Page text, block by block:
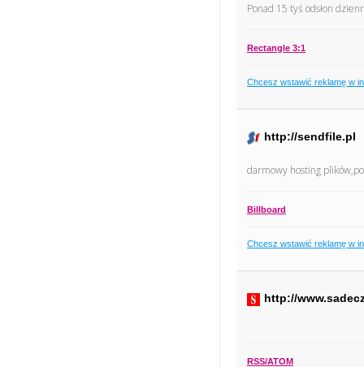
Ponad 15 tyś odsłon
Rectangle 3:1
Chcesz wstawić reklamę w
http://sendfile.pl
darmowy hosting
Billboard
Chcesz wstawić reklamę w
http://
RSS/ATOM